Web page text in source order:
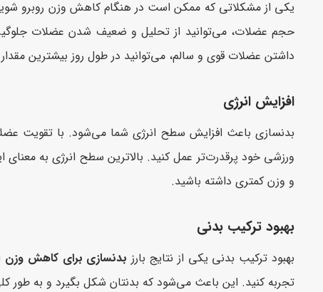
یکی از مشکلاتی که ممکن است در هنگام کاهش وزن روبرو
حجم عضلات، می‌توانید از تحلیل و ضعیف شدن عضلات جلوگیری
داشتن عضلات قوی و سالم، می‌توانید در طول روز بیشترین
افزایش انرژی
بدنسازی باعث افزایش سطح انرژی شما می‌شود. با تقویت
ورزشی خود پرقدرت‌تر عمل کنید. بالاترین سطح انرژی به
و وزن کمتری داشته باشید.
بهبود ترکیب بدنی
بهبود ترکیب بدنی یکی از نتایج بارز بدنسازی برای کاهش وزن
تجربه کنید. این باعث می‌شود که بدنتان شکل بگیرد و به طور